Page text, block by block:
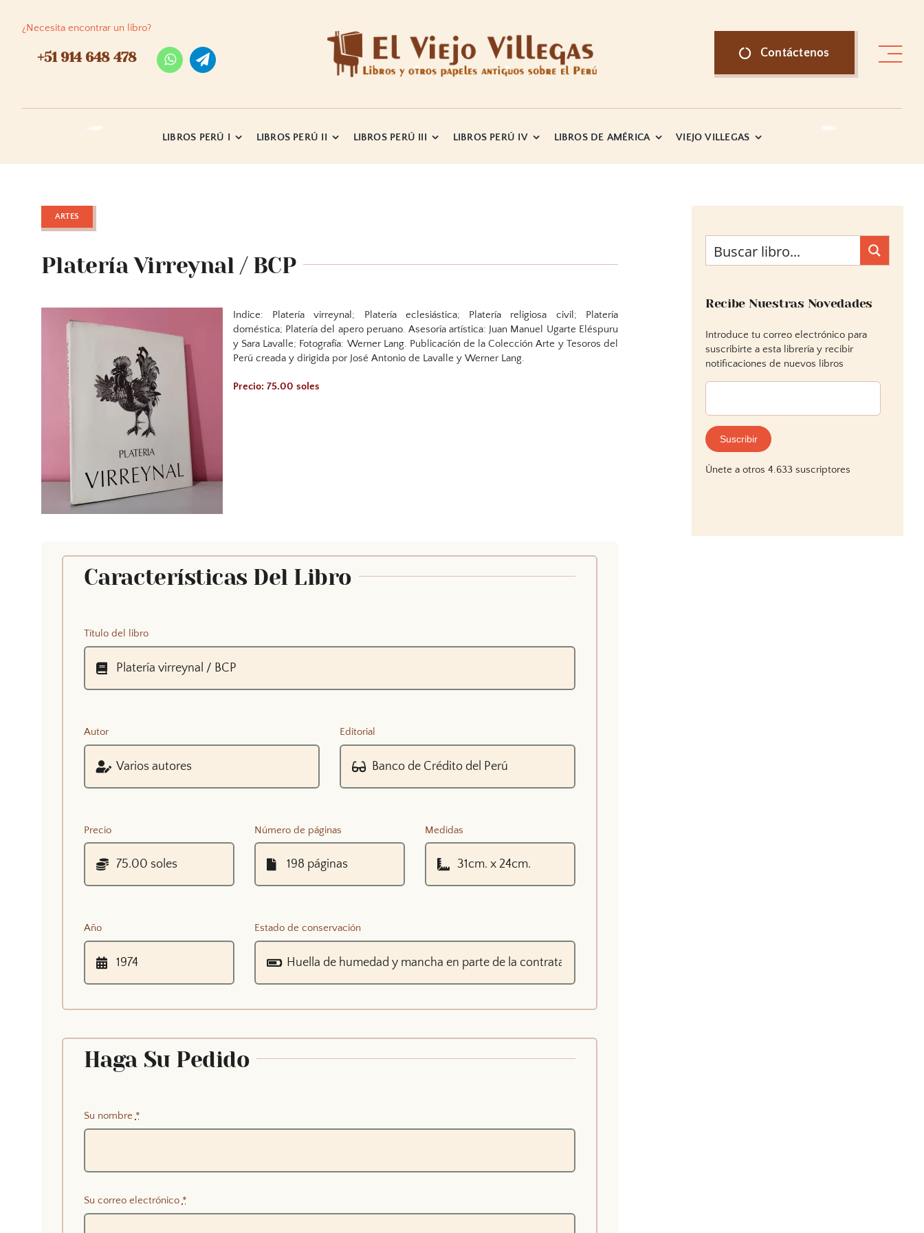
content
¿Necesita encontrar un libro?
+51 914 648 478 Contáctenos
LIBROS PERÚ I LIBROS PERÚ II LIBROS PERÚ III LIBROS PERÚ IV LIBROS DE AMÉRICA VIEJO VILLEGAS
ARTES
Platería Virreynal / BCP
Indice: Platería virreynal; Platería eclesiástica; Platería religiosa civil; Platería
doméstica; Platería del apero peruano. Asesoría artística: Juan Manuel Ugarte Eléspuru
y Sara Lavalle; Fotografía: Werner Lang. Publicación de la Colección Arte y Tesoros del
Perú creada y dirigida por José Antonio de Lavalle y Werner Lang.
Precio: 75.00 soles
Características Del Libro
Título del libro
Autor Editorial
Precio Número de páginas Medidas
Año Estado de conservación
Haga Su Pedido
Su nombre *
Su correo electrónico *
Recibe Nuestras Novedades
Introduce tu correo electrónico para
suscribirte a esta librería y recibir
notificaciones de nuevos libros
Dirección
correo
electrónico:
Suscribir
Únete a otros 4.633 suscriptores